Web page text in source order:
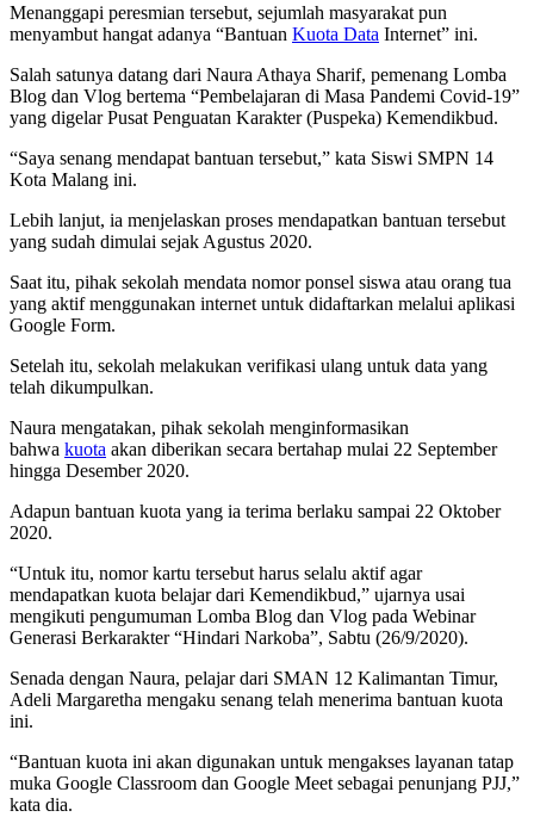
Menanggapi peresmian tersebut, sejumlah masyarakat pun
menyambut hangat adanya “Bantuan Kuota Data Internet” ini.
Salah satunya datang dari Naura Athaya Sharif, pemenang Lomba
Blog dan Vlog bertema “Pembelajaran di Masa Pandemi Covid-19”
yang digelar Pusat Penguatan Karakter (Puspeka) Kemendikbud.
“Saya senang mendapat bantuan tersebut,” kata Siswi SMPN 14
Kota Malang ini.
Lebih lanjut, ia menjelaskan proses mendapatkan bantuan tersebut
yang sudah dimulai sejak Agustus 2020.
Saat itu, pihak sekolah mendata nomor ponsel siswa atau orang tua
yang aktif menggunakan internet untuk didaftarkan melalui aplikasi
Google Form.
Setelah itu, sekolah melakukan verifikasi ulang untuk data yang
telah dikumpulkan.
Naura mengatakan, pihak sekolah menginformasikan
bahwa kuota akan diberikan secara bertahap mulai 22 September
hingga Desember 2020.
Adapun bantuan kuota yang ia terima berlaku sampai 22 Oktober
2020.
“Untuk itu, nomor kartu tersebut harus selalu aktif agar
mendapatkan kuota belajar dari Kemendikbud,” ujarnya usai
mengikuti pengumuman Lomba Blog dan Vlog pada Webinar
Generasi Berkarakter “Hindari Narkoba”, Sabtu (26/9/2020).
Senada dengan Naura, pelajar dari SMAN 12 Kalimantan Timur,
Adeli Margaretha mengaku senang telah menerima bantuan kuota
ini.
“Bantuan kuota ini akan digunakan untuk mengakses layanan tatap
muka Google Classroom dan Google Meet sebagai penunjang PJJ,”
kata dia.